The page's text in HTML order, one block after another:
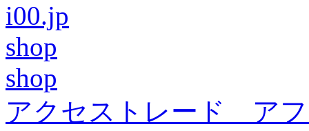
i00.jp
shop
shop
アクセストレード ア